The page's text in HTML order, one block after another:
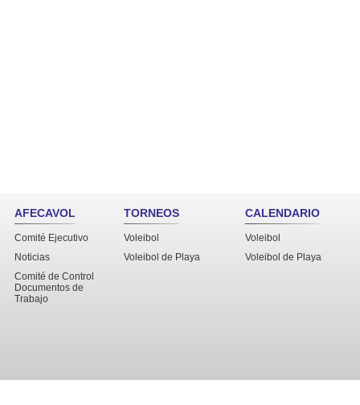
AFECAVOL
Comité Ejecutivo
Noticias
Comité de Control
Documentos de
Trabajo
TORNEOS
Voleibol
Voleibol de Playa
CALENDARIO
Voleibol
Voleibol de Playa